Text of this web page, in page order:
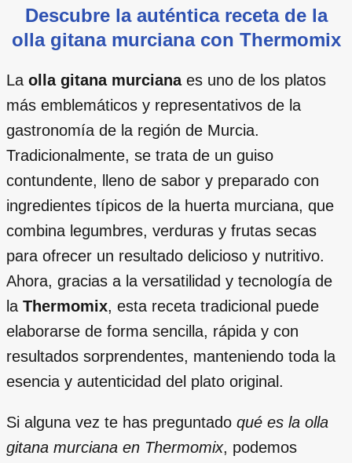
Descubre la auténtica receta de la
olla gitana murciana con Thermomix
La olla gitana murcianaes uno de los platos
más emblemáticos y representativos de la
gastronomía de la región de Murcia.
Tradicionalmente, se trata de un guiso
contundente, lleno de sabor y preparado con
ingredientes típicos de la huerta murciana, que
combina legumbres, verduras y frutas secas
para ofrecer un resultado delicioso y nutritivo.
Ahora, gracias a la versatilidad y tecnología de
la Thermomix, esta receta tradicional puede
elaborarse de forma sencilla, rápida y con
resultados sorprendentes, manteniendo toda la
esencia y autenticidad del plato original.
Si alguna vez te has preguntado qué es la olla
gitana murciana en Thermomix, podemos